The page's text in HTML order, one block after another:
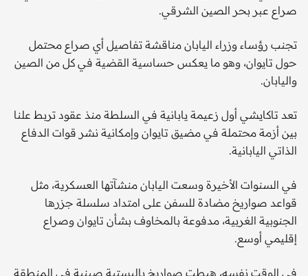
صراع عبر بحر الصين الشرقي.
تجنب رؤساء وزراء اليابان مناقشة تفاصيل أي صراع محتمل
حول تايوان، وهو ما يعكس حساسية القضية في كل من الصين
واليابان.
تعد تاكايشي أول زعيمة يابانية في السلطة منذ عقود تربط علنا
بين أزمة محتملة في مضيق تايوان وإمكانية نشر قوات الدفاع
الذاتي اليابانية.
في السنوات الأخيرة وسعت اليابان منشآتها العسكرية، مثل
قواعد صواريخ مضادة للسفن على امتداد سلسلة جزرها
الجنوبية الغربية، مدفوعة بالمخاوف بشأن تايوان وصراع
إقليمي أوسع.
في الوقت نفسه، هبطت صواريخ باليستية صينية في المنطقة